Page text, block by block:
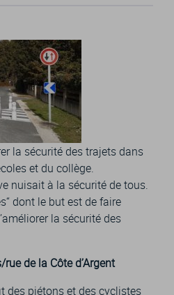
la sécurité des trajets dans
et du collège.
nuisait à la sécurité de tous.
dont le but est de faire
la sécurité des
de la Côte d’Argent
des piétons et des cyclistes